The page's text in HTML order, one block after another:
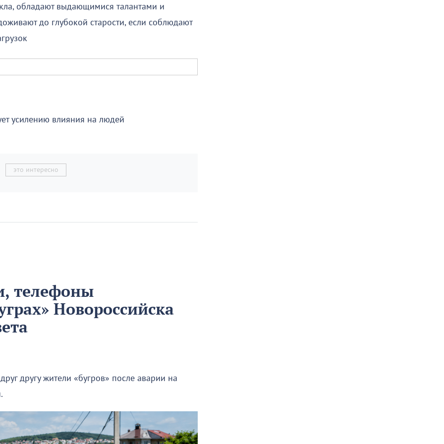
обладают выдающимися талантами и
до глубокой старости, если соблюдают
усилению влияния на людей
это интересно
телефоны
Новороссийска
другу жители «бугров» после аварии на